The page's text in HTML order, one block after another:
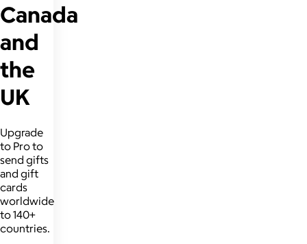
Canada
and
the
UK
Upgrade
to Pro to
send gifts
and gift
cards
worldwide
to 140+
countries.